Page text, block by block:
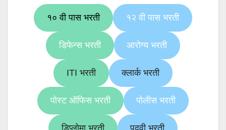
१० वी पास भरती १२ वी पास भरती
डिफेन्स भरती आरोग्य भरती
ITI भरती क्लार्क भरती
पोस्ट ऑफिस भरती पोलीस भरती